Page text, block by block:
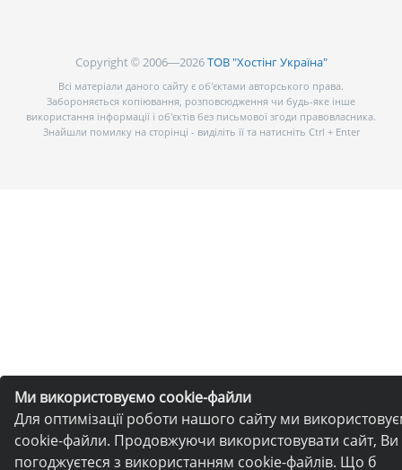
Ми використовуємо cookie-файли
Для оптимізації роботи нашого сайту ми
cookie-файли. Продовжуючи використовувати сайт, Ви
погоджуєтеся з використанням cookie-файлів. Що б
Copyright © 2006—2026ТОВ "Хостінг Україна"
Всі матеріали даного сайту є об’єктами авторського права.
Забороняється копіювання, розповсюдження чи будь-яке інше
використання інформації і об’єктів без письмової згоди правовласника.
Знайшли помилку на сторінці - виділіть її та натисніть Ctrl + Enter